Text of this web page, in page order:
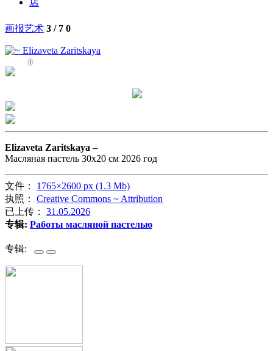
店
画报艺术 3 / 7 0
0
Elizaveta Zaritskaya –
Масляная пастель 30х20 см 2026 год
文件： 1765×2600 px (1.3 Mb)
执照： Creative Commons ~ Attribution
已上传： 31.05.2026
专辑: Работы масляной пастелью
专辑: